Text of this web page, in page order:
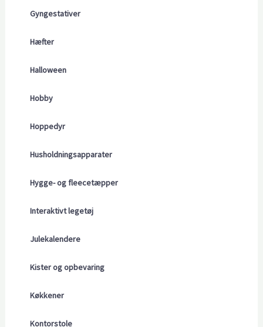
Gyngestativer
Hæfter
Halloween
Hobby
Hoppedyr
Husholdningsapparater
Hygge- og fleecetæpper
Interaktivt legetøj
Julekalendere
Kister og opbevaring
Køkkener
Kontorstole